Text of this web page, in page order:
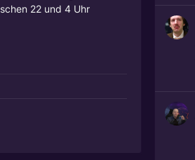
22 und 4 Uhr